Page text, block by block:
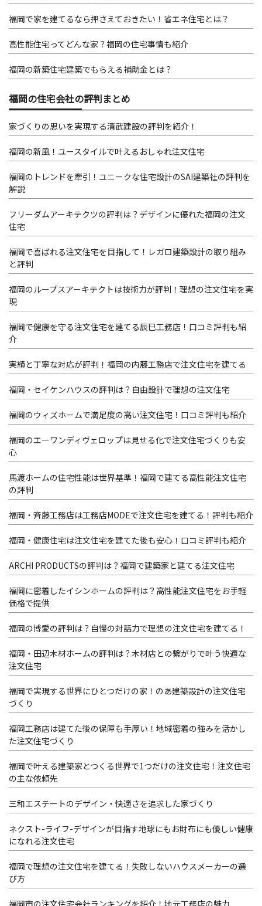
福岡で家を建てるなら押さえておきたい！省エネ住宅とは？
高性能住宅ってどんな家？福岡の住宅事情も紹介
福岡の新築住宅建築でもらえる補助金とは？
福岡の住宅会社の評判まとめ
家づくりの思いを実現する清武建設の評判を紹介！
福岡の新風！ユースタイルで叶えるおしゃれ注文住宅
福岡のトレンドを牽引！ユニークな住宅設計のSAI建築社の評判を
解説
フリーダムアーキテクツの評判は？デザインに優れた福岡の注文
住宅
福岡で喜ばれる注文住宅を目指して！レガロ建築設計の取り組み
と評判
福岡のループスアーキテクトは技術力が評判！理想の注文住宅を実
現
福岡で健康を守る注文住宅を建てる辰巳工務店！口コミ評判も紹
介
実績と丁寧な対応が評判！福岡の内藤工務店で注文住宅を建てる
福岡・セイケンハウスの評判は？自由設計で理想の注文住宅
福岡のウィズホームで満足度の高い注文住宅！口コミ評判も紹介
福岡のエーワンディヴェロップは見せる化で注文住宅づくりも安
心
馬渡ホームの住宅性能は世界基準！福岡で建てる高性能注文住宅
の評判
福岡・斉藤工務店は工務店MODEで注文住宅を建てる！評判も紹介
福岡・健康住宅は注文住宅を建てた後も安心！口コミ評判も紹介
ARCHI PRODUCTSの評判は？福岡で建築家と建てる注文住宅
福岡に密着したイシンホームの評判は？高性能注文住宅をお手軽
価格で提供
福岡の博愛の評判は？自慢の対話力で理想の注文住宅を建てる！
福岡・田辺木材ホームの評判は？木材店との繋がりで叶う快適な
注文住宅
福岡で実現する世界にひとつだけの家！のあ建築設計の注文住宅
づくり
福岡工務店は建てた後の保障も手厚い！地域密着の強みを活かし
た注文住宅づくり
福岡で叶える建築家とつくる世界で1つだけの注文住宅！注文住宅
の主な依頼先
三和エステートのデザイン・快適さを追求した家づくり
ネクスト-ライフ-デザインが目指す地球にもお財布にも優しい健康
になれる注文住宅
福岡で理想の注文住宅を建てる！失敗しないハウスメーカーの選
び方
福岡市の注文住宅会社ランキングを紹介！地元工務店の魅力